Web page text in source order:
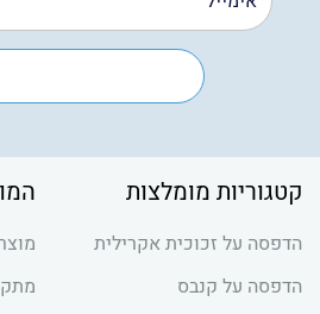
קטגוריות מומלצות
הדפסה על זכוכית אקרילית
הדפסה על קנבס